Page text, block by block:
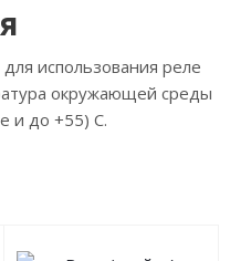
использования реле
окружающей среды
и до +55) С.